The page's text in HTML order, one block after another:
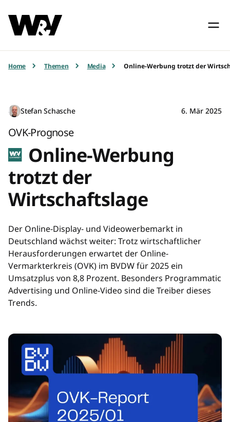
Home Themen Media Online-Werbung trotzt der
Stefan Schasche 6. Mär 2025
OVK-Prognose
Online-Werbung
trotzt der
Wirtschaftslage
Der Online-Display- und Videowerbemarkt in
Deutschland wächst weiter: Trotz wirtschaftlicher
Herausforderungen erwartet der Online-
Vermarkterkreis (OVK) im BVDW für 2025 ein
Umsatzplus von 8,8 Prozent. Besonders Programmatic
Advertising und Online-Video sind die Treiber dieses
Trends.